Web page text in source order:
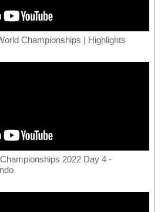
Championships | Highlights
2022 Day 4 -